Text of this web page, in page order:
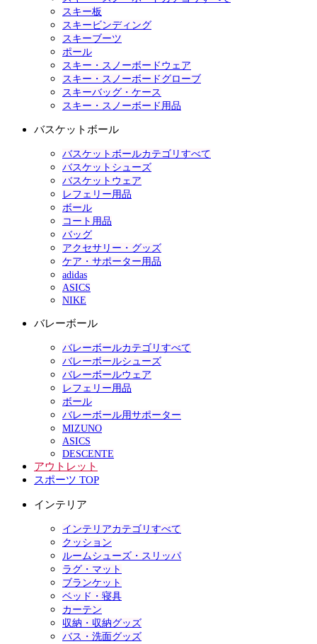
スキー板
スキービンディング
スキーブーツ
ポール
スキー・スノーボードウェア
スキー・スノーボードグローブ
スキーバッグ・ケース
スキー・スノーボード用品
バスケットボール
バスケットボールカテゴリすべて
バスケットシューズ
バスケットウェア
レフェリー用品
ボール
コート用品
バッグ
アクセサリー・グッズ
ケア・サポーター用品
adidas
ASICS
NIKE
バレーボール
バレーボールカテゴリすべて
バレーボールシューズ
バレーボールウェア
レフェリー用品
ボール
バレーボール用サポーター
MIZUNO
ASICS
DESCENTE
アウトレット
スポーツ TOP
インテリア
インテリアカテゴリすべて
クッション
ルームシューズ・スリッパ
ラグ・マット
ブランケット
ベッド・寝具
カーテン
収納・収納グッズ
バス・洗面グッズ